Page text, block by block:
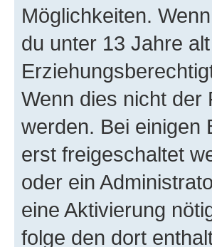
Möglichkeiten. Wenn
du unter 13 Jahre
Wenn dies nicht der
werden. Bei einigen
erst freigeschaltet
oder ein
eine Aktivierung
folge den dort